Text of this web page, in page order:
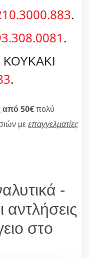
.
.
.
από 50€πολύ
μεεπαγγελματίες
-
αντλήσεις
στο